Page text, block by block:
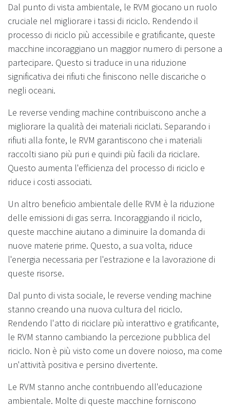
Dal punto di vista ambientale, le RVM giocano un ruolo
cruciale nel migliorare i tassi di riciclo. Rendendo il
processo di riciclo più accessibile e gratificante, queste
macchine incoraggiano un maggior numero di persone a
partecipare. Questo si traduce in una riduzione
significativa dei rifiuti che finiscono nelle discariche o
negli oceani.
Le reverse vending machine contribuiscono anche a
migliorare la qualità dei materiali riciclati. Separando i
rifiuti alla fonte, le RVM garantiscono che i materiali
raccolti siano più puri e quindi più facili da riciclare.
Questo aumenta l'efficienza del processo di riciclo e
riduce i costi associati.
Un altro beneficio ambientale delle RVM è la riduzione
delle emissioni di gas serra. Incoraggiando il riciclo,
queste macchine aiutano a diminuire la domanda di
nuove materie prime. Questo, a sua volta, riduce
l'energia necessaria per l'estrazione e la lavorazione di
queste risorse.
Dal punto di vista sociale, le reverse vending machine
stanno creando una nuova cultura del riciclo.
Rendendo l'atto di riciclare più interattivo e gratificante,
le RVM stanno cambiando la percezione pubblica del
riciclo. Non è più visto come un dovere noioso, ma come
un'attività positiva e persino divertente.
Le RVM stanno anche contribuendo all'educazione
ambientale. Molte di queste macchine forniscono